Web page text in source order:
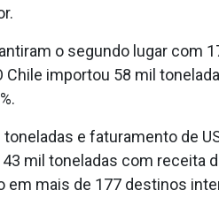
o segundo lugar com
Chile importou 58 mil
e faturamento de
mil toneladas com receita
em mais de 177 destinos